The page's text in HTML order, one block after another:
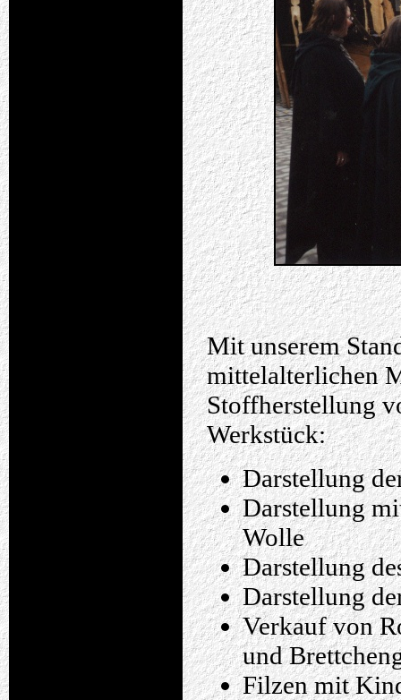
Mit unserem
mittelalterlichen
Stoffherstellung
Werkstück:
Darstellung
Darstellung
Wolle
Darstellung
Darstellung
Verkauf von
und
Filzen mit